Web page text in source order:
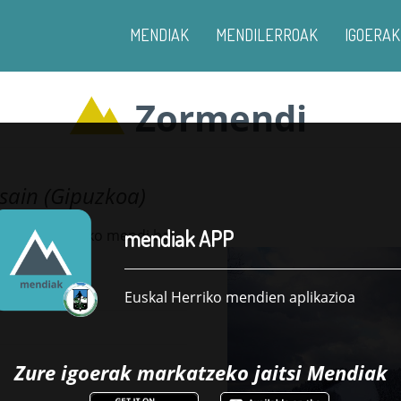
MENDIAK MENDILERROAK IGOERAK
mendiak APP
Euskal Herriko mendien aplikazioa
Zure igoerak markatzeko jaitsi Mendiak
Zormendi
Gipuzkoako mendi bat